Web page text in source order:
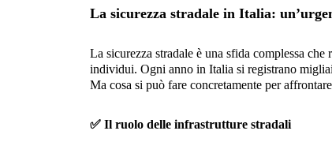
La sicurezza stradale in Italia:
La sicurezza stradale è una sfida complessa
individui. Ogni anno in Italia si registrano
Ma cosa si può fare concretamente per
✅Il ruolo delle infrastrutture stradali